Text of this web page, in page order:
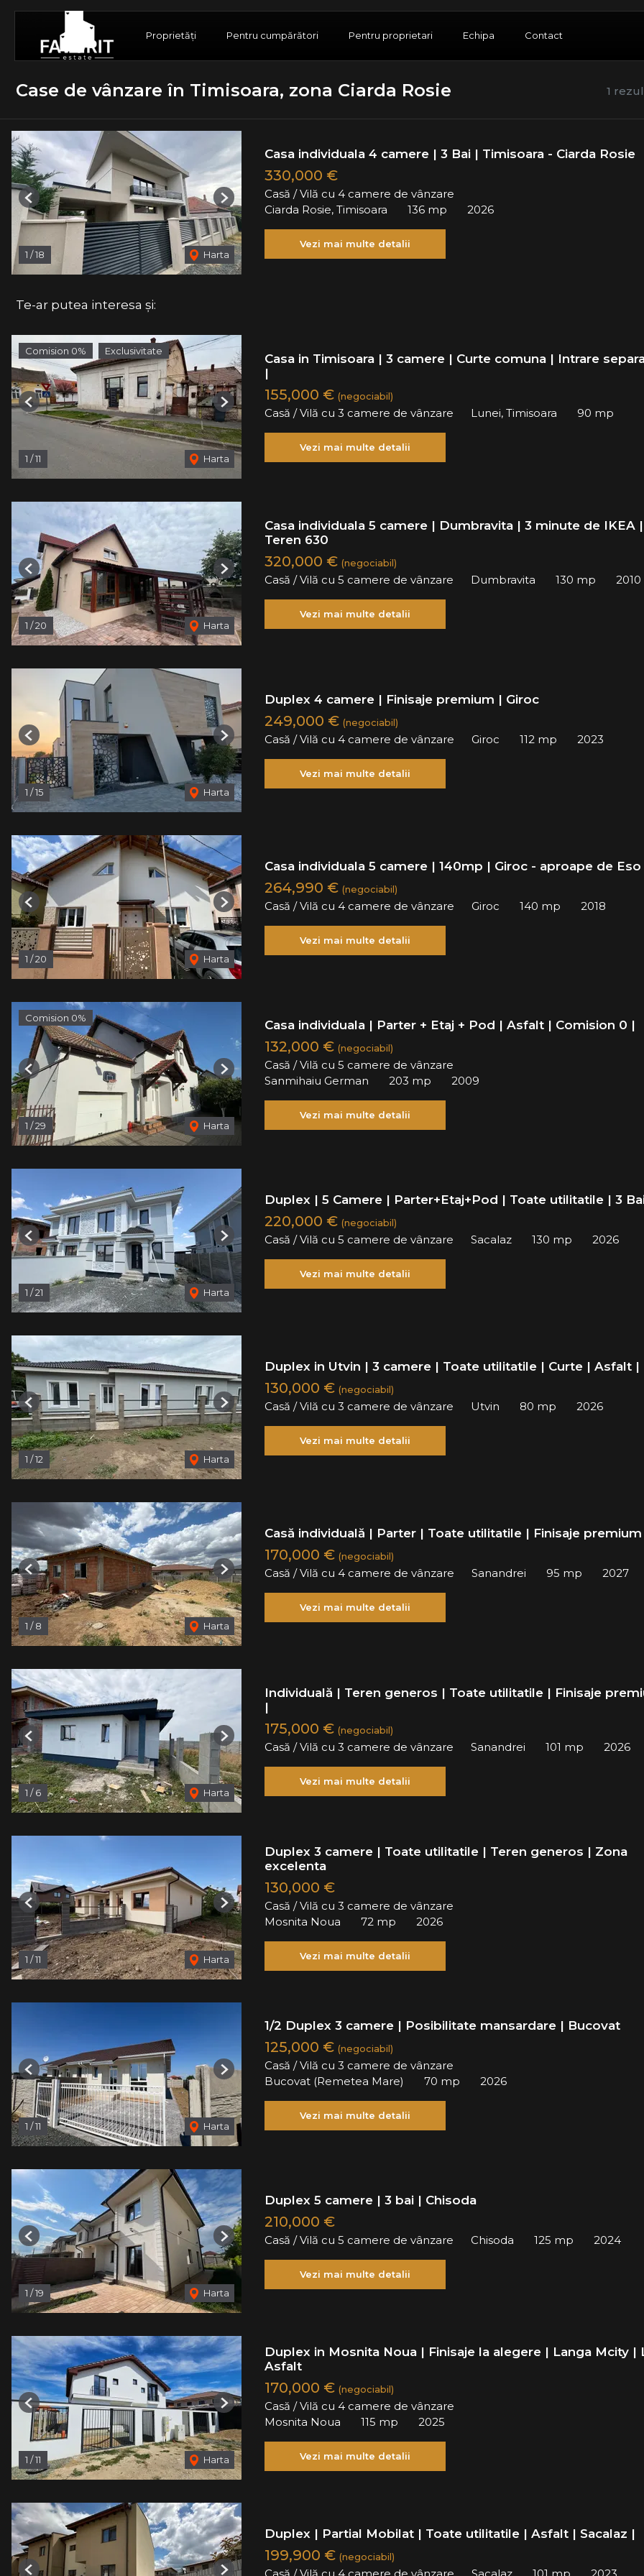
Proprietăți Pentru cumpărători Pentru proprietari Echipa Contact
1
Case de vânzare în Timisoara, zona Ciarda Rosie
1 /18 Harta
Previous Next
Casa individuala 4 camere | 3 Bai | Timisoara - Ciarda Rosie
330,000 €
Casă / Vilă cu 4 camere de vânzare
Ciarda Rosie, Timisoara
136 mp 2026
Vezi mai multe detalii
Te-ar putea interesa și:
Comision 0% Exclusivitate
1 /11 Harta
Previous Next
Casa in Timisoara | 3 camere | Curte comuna | Intrare
|
155,000 € (negociabil)
Casă / Vilă cu 3 camere de vânzare Lunei, Timisoara 90 mp
Vezi mai multe detalii
1 /20 Harta
Previous Next
Casa individuala 5 camere | Dumbravita | 3 minute de IKEA |
Teren 630
320,000 € (negociabil)
Casă / Vilă cu 5 camere de vânzare Dumbravita 130 mp 2010
Vezi mai multe detalii
1 /15 Harta
Previous Next
Duplex 4 camere | Finisaje premium | Giroc
249,000 € (negociabil)
Casă / Vilă cu 4 camere de vânzare Giroc 112 mp 2023
Vezi mai multe detalii
1 /20 Harta
Previous Next
Casa individuala 5 camere | 140mp | Giroc - aproape de Eso
264,990 € (negociabil)
Casă / Vilă cu 4 camere de vânzare Giroc 140 mp 2018
Vezi mai multe detalii
Comision 0%
1 /29 Harta
Previous Next
Casa individuala | Parter + Etaj + Pod | Asfalt | Comision 0 |
132,000 € (negociabil)
Casă / Vilă cu 5 camere de vânzare
Sanmihaiu German
203 mp 2009
Vezi mai multe detalii
1 /21 Harta
Previous Next
Duplex | 5 Camere | Parter+Etaj+Pod | Toate utilitatile | 3
220,000 € (negociabil)
Casă / Vilă cu 5 camere de vânzare Sacalaz 130 mp 2026
Vezi mai multe detalii
1 /12 Harta
Previous Next
Duplex in Utvin | 3 camere | Toate utilitatile | Curte | Asfalt |
130,000 € (negociabil)
Casă / Vilă cu 3 camere de vânzare Utvin 80 mp 2026
Vezi mai multe detalii
1 /8 Harta
Previous Next
Casă individuală | Parter | Toate utilitatile | Finisaje
170,000 € (negociabil)
Casă / Vilă cu 4 camere de vânzare Sanandrei 95 mp 2027
Vezi mai multe detalii
1 /6 Harta
Previous Next
Individuală | Teren generos | Toate utilitatile | Finisaje
|
175,000 € (negociabil)
Casă / Vilă cu 3 camere de vânzare Sanandrei 101 mp 2026
Vezi mai multe detalii
1 /11 Harta
Previous Next
Duplex 3 camere | Toate utilitatile | Teren generos | Zona
excelenta
130,000 €
Casă / Vilă cu 3 camere de vânzare
Mosnita Noua
72 mp 2026
Vezi mai multe detalii
1 /11 Harta
Previous Next
1/2 Duplex 3 camere | Posibilitate mansardare | Bucovat
125,000 € (negociabil)
Casă / Vilă cu 3 camere de vânzare
Bucovat (Remetea Mare)
70 mp 2026
Vezi mai multe detalii
1 /19 Harta
Previous Next
Duplex 5 camere | 3 bai | Chisoda
210,000 €
Casă / Vilă cu 5 camere de vânzare Chisoda 125 mp 2024
Vezi mai multe detalii
1 /11 Harta
Previous Next
Duplex in Mosnita Noua | Finisaje la alegere | Langa Mcity |
Asfalt
170,000 € (negociabil)
Casă / Vilă cu 4 camere de vânzare
Mosnita Noua
115 mp 2025
Vezi mai multe detalii
Duplex | Partial Mobilat | Toate utilitatile | Asfalt | Sacalaz |
199,900 € (negociabil)